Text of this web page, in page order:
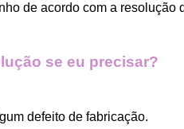
de acordo com a resolução
se eu precisar?
defeito de fabricação.